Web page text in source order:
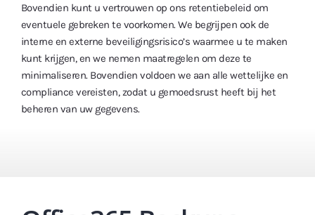
Bovendien kunt u vertrouwen op ons retentiebeleid om
eventuele gebreken te voorkomen. We begrijpen ook de
interne en externe beveiligingsrisico’s waarmee u te maken
kunt krijgen, en we nemen maatregelen om deze te
minimaliseren. Bovendien voldoen we aan alle wettelijke en
compliance vereisten, zodat u gemoedsrust heeft bij het
beheren van uw gegevens.